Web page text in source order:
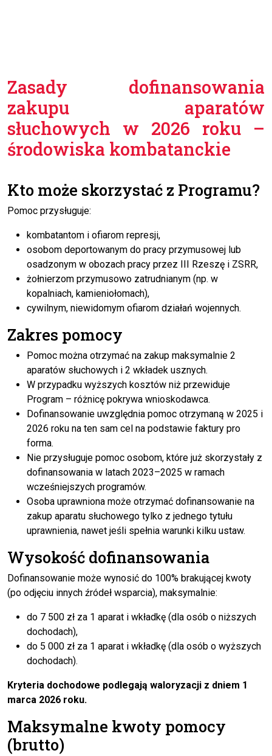
Zasady dofinansowania
zakupu aparatów
słuchowych w 2026 roku –
środowiska kombatanckie
Kto może skorzystać z Programu?
Pomoc przysługuje:
kombatantom i ofiarom represji,
osobom deportowanym do pracy przymusowej lub
osadzonym w obozach pracy przez III Rzeszę i ZSRR,
żołnierzom przymusowo zatrudnianym (np. w
kopalniach, kamieniołomach),
cywilnym, niewidomym ofiarom działań wojennych.
Zakres pomocy
Pomoc można otrzymać na zakup maksymalnie 2
aparatów słuchowych i 2 wkładek usznych.
W przypadku wyższych kosztów niż przewiduje
Program – różnicę pokrywa wnioskodawca.
Dofinansowanie uwzględnia pomoc otrzymaną w 2025 i
2026 roku na ten sam cel na podstawie faktury pro
forma.
Nie przysługuje pomoc osobom, które już skorzystały z
dofinansowania w latach 2023–2025 w ramach
wcześniejszych programów.
Osoba uprawniona może otrzymać dofinansowanie na
zakup aparatu słuchowego tylko z jednego tytułu
uprawnienia, nawet jeśli spełnia warunki kilku ustaw.
Wysokość dofinansowania
Dofinansowanie może wynosić do 100% brakującej kwoty
(po odjęciu innych źródeł wsparcia), maksymalnie:
do 7 500 zł za 1 aparat i wkładkę (dla osób o niższych
dochodach),
do 5 000 zł za 1 aparat i wkładkę (dla osób o wyższych
dochodach).
Kryteria dochodowe podlegają waloryzacji z dniem 1
marca 2026 roku.
Maksymalne kwoty pomocy
(brutto)